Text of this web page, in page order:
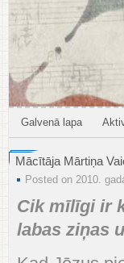
Galvenā lapa
Mācītāja Mārtiņa
Posted on 2010.
Cik mīlīgi ir
labas ziņas